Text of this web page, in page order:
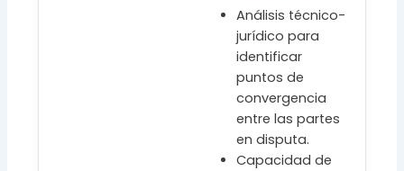
Análisis técnico-
jurídico para
identificar
puntos de
convergencia
entre las partes
en disputa.
Capacidad de